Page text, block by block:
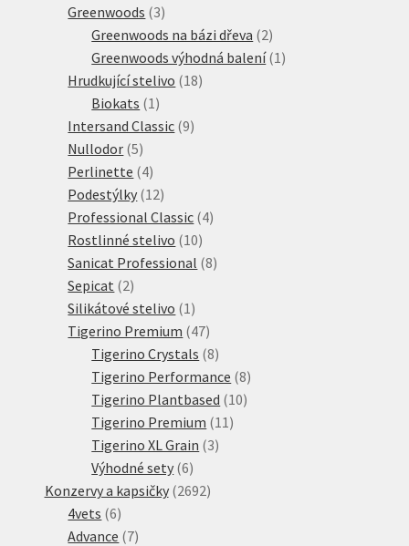
produktů
Greenwoods 33
produkty
Greenwoods na bázi dřeva 22
produkty
Greenwoods výhodná balení 1 1
Hrudkující stelivo 1818
Biokats 1 1
produkt
Intersand Classic 99
Nullodor 55
produktů
Perlinette 44
produkty
Podestýlky 1212
produktů
Professional Classic 44
Rostlinné stelivo 1010
produktů
Sanicat Professional 88
Sepicat 22
produkty
Silikátové stelivo 1 1
produkt
Tigerino Premium 4747
produktů
Tigerino Crystals 88
produktů
Tigerino Performance 88
produktů
Tigerino Plantbased 1010
Tigerino Premium 11 11
Tigerino XL Grain 33
Výhodné sety 66
produktů
Konzervy a kapsičky 26922692
4vets 66
produktů
Advance 77